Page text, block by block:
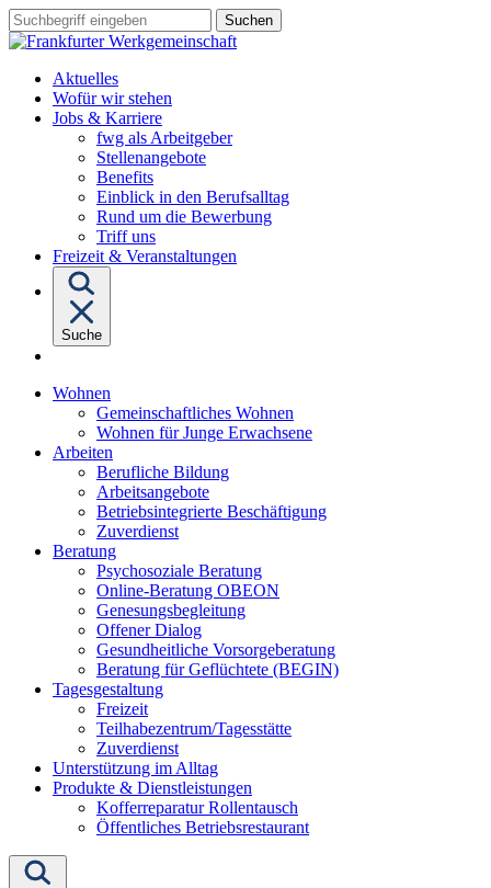
Sprungziel:
Zum
Sprungziel:
Zur
Sprungziel:
Zum
Suchbegriff
eingeben
Aktuelles
Wofür wir stehen
Jobs & KarriereUntermenü
von
"Jobs
&
fwg als Arbeitgeber
Stellenangebote
Benefits
Einblick in den Berufsalltag
Rund um die Bewerbung
Triff uns
Freizeit & Veranstaltungen
Suche
Wohnen
von
"Wohnen"
Gemeinschaftliches Wohnen
Wohnen für Junge Erwachsene
Arbeiten
von
"Arbeiten"
Berufliche Bildung
Arbeitsangebote
Betriebsintegrierte Beschäftigung
Zuverdienst
BeratungUntermenü
von
"Beratung"
Psychosoziale Beratung
Online-Beratung OBEON
Genesungsbegleitung
Offener Dialog
Gesundheitliche Vorsorgeberatung
Beratung für Geflüchtete (BEGIN)
TagesgestaltungUntermenü
"Tagesgestaltung"
Freizeit
Teilhabezentrum/Tagesstätte
Zuverdienst
Unterstützung im Alltag
Produkte & Dienstleistungen
von
"Produkte
&
Kofferreparatur Rollentausch
Öffentliches Betriebsrestaurant